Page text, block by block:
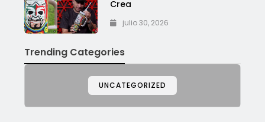
Crea
julio 30, 2026
Trending Categories
UNCATEGORIZED